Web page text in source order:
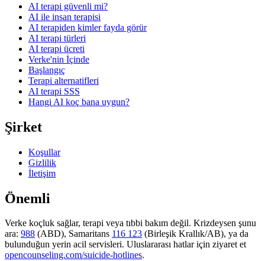
AI terapi güvenli mi?
AI ile insan terapisi
AI terapiden kimler fayda görür
AI terapi türleri
AI terapi ücreti
Verke'nin İçinde
Başlangıç
Terapi alternatifleri
AI terapi SSS
Hangi AI koç bana uygun?
Şirket
Koşullar
Gizlilik
İletişim
Önemli
Verke koçluk sağlar, terapi veya tıbbi bakım değil. Krizdeysen şunu
ara: 988 (ABD), Samaritans 116 123 (Birleşik Krallık/AB), ya da
bulunduğun yerin acil servisleri. Uluslararası hatlar için ziyaret et
opencounseling.com/suicide-hotlines.